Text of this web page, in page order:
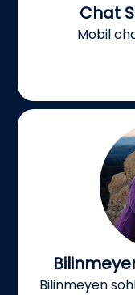
Chat
Mobil
Bilinmeyen